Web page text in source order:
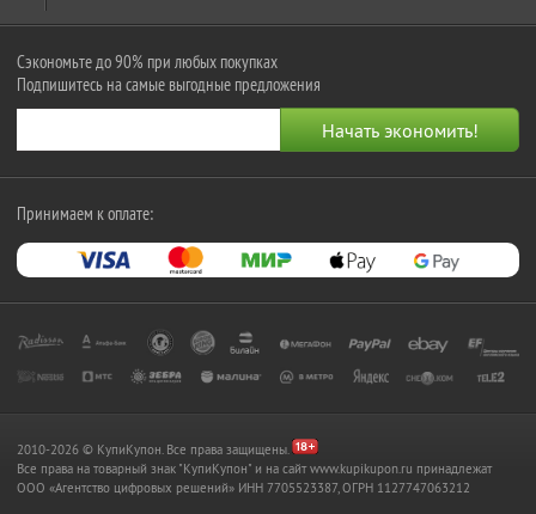
Сэкономьте до 90% при любых покупках
Подпишитесь на самые выгодные предложения
Принимаем к оплате:
2010-2026 © КупиКупон. Все права защищены.
Все права на товарный знак "КупиКупон" и на сайт www.kupikupon.ru принадлежат
OOO «Агентство цифровых решений» ИНН 7705523387, ОГРН 1127747063212